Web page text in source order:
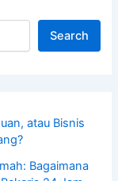
Search
atau Bisnis
Bagaimana